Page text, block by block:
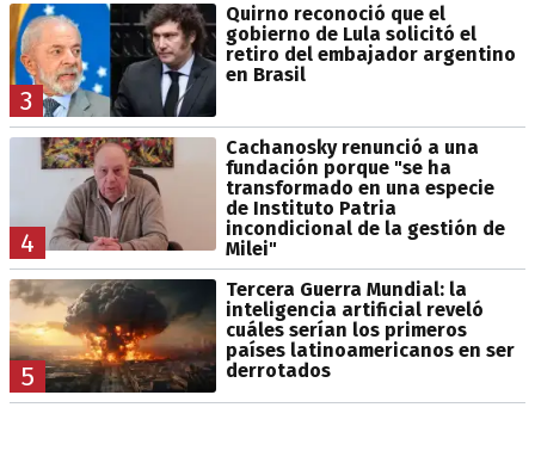
3
Quirno reconoció que el
gobierno de Lula solicitó el
retiro del embajador argentino
en Brasil
4
Cachanosky renunció a una
fundación porque "se ha
transformado en una especie
de Instituto Patria
incondicional de la gestión de
Milei"
5
Tercera Guerra Mundial: la
inteligencia artificial reveló
cuáles serían los primeros
países latinoamericanos en ser
derrotados